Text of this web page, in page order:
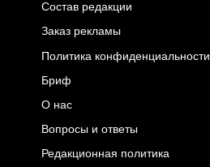
Состав редакции
Заказ рекламы
Политика конфиденциальности
Бриф
О нас
Вопросы и ответы
Редакционная политика